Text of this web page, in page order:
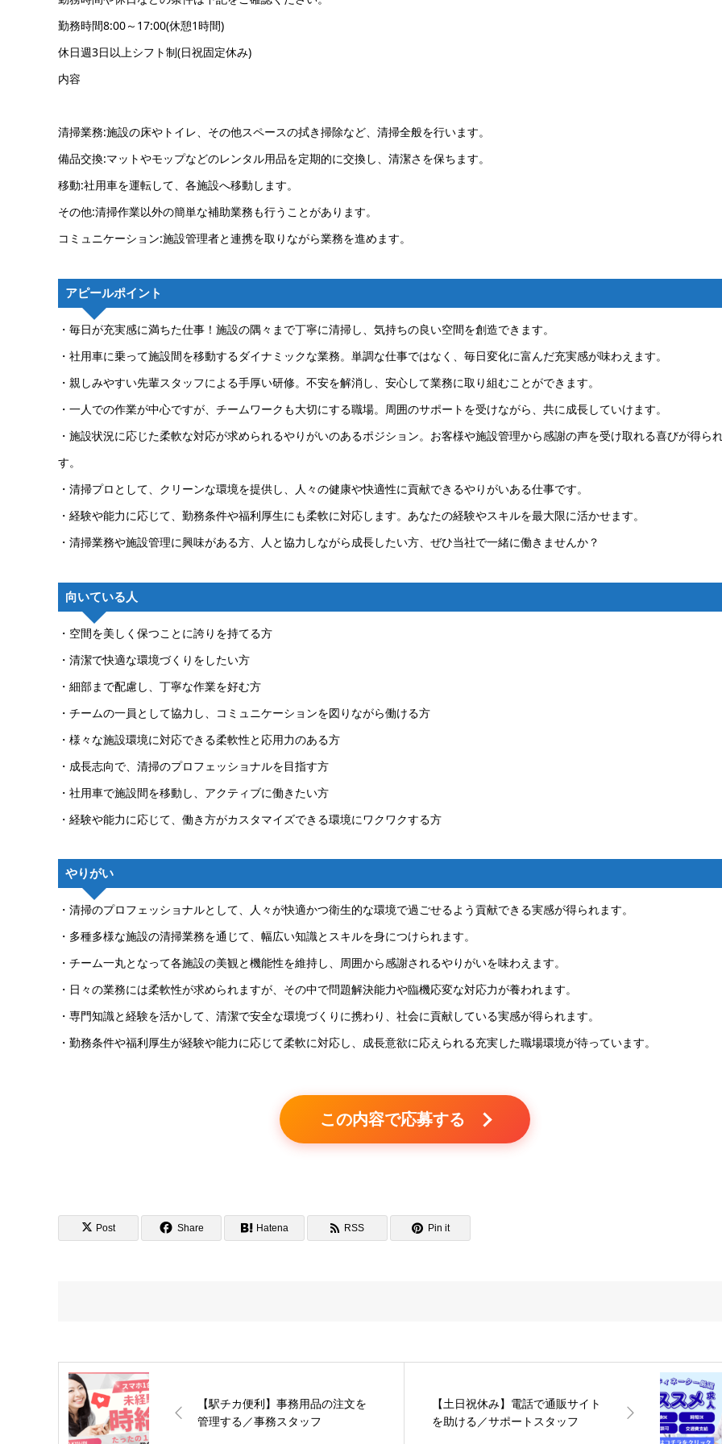
勤務時間8:00～17:00(休憩1時間)
休日週3日以上シフト制(日祝固定休み)
内容
清掃業務:施設の床やトイレ、その他スペースの拭き掃除など、清掃全般を行います。
備品交換:マットやモップなどのレンタル用品を定期的に交換し、清潔さを保ちます。
移動:社用車を運転して、各施設へ移動します。
その他:清掃作業以外の簡単な補助業務も行うことがあります。
コミュニケーション:施設管理者と連携を取りながら業務を進めます。
アピールポイント
・毎日が充実感に満ちた仕事！施設の隅々まで丁寧に清掃し、気持ちの良い空間を創造できます。
・社用車に乗って施設間を移動するダイナミックな業務。単調な仕事ではなく、毎日変化に富んだ充実感が味わえます。
・親しみやすい先輩スタッフによる手厚い研修。不安を解消し、安心して業務に取り組むことができます。
・一人での作業が中心ですが、チームワークも大切にする職場。周囲のサポートを受けながら、共に成長していけます。
・施設状況に応じた柔軟な対応が求められるやりがいのあるポジション。お客様や施設管理から感謝の声を受け取れる喜びが得ら
す。
・清掃プロとして、クリーンな環境を提供し、人々の健康や快適性に貢献できるやりがいある仕事です。
・経験や能力に応じて、勤務条件や福利厚生にも柔軟に対応します。あなたの経験やスキルを最大限に活かせます。
・清掃業務や施設管理に興味がある方、人と協力しながら成長したい方、ぜひ当社で一緒に働きませんか？
向いている人
・空間を美しく保つことに誇りを持てる方
・清潔で快適な環境づくりをしたい方
・細部まで配慮し、丁寧な作業を好む方
・チームの一員として協力し、コミュニケーションを図りながら働ける方
・様々な施設環境に対応できる柔軟性と応用力のある方
・成長志向で、清掃のプロフェッショナルを目指す方
・社用車で施設間を移動し、アクティブに働きたい方
・経験や能力に応じて、働き方がカスタマイズできる環境にワクワクする方
やりがい
・清掃のプロフェッショナルとして、人々が快適かつ衛生的な環境で過ごせるよう貢献できる実感が得られます。
・多種多様な施設の清掃業務を通じて、幅広い知識とスキルを身につけられます。
・チーム一丸となって各施設の美観と機能性を維持し、周囲から感謝されるやりがいを味わえます。
・日々の業務には柔軟性が求められますが、その中で問題解決能力や臨機応変な対応力が養われます。
・専門知識と経験を活かして、清潔で安全な環境づくりに携わり、社会に貢献している実感が得られます。
・勤務条件や福利厚生が経験や能力に応じて柔軟に対応し、成長意欲に応えられる充実した職場環境が待っています。
この内容で応募する
Post Share Hatena RSS Pin it
【駅チカ便利】事務用品の注文を
管理する／事務スタッフ
【土日祝休み】電話で通販サイト
を助ける／サポートスタッフ